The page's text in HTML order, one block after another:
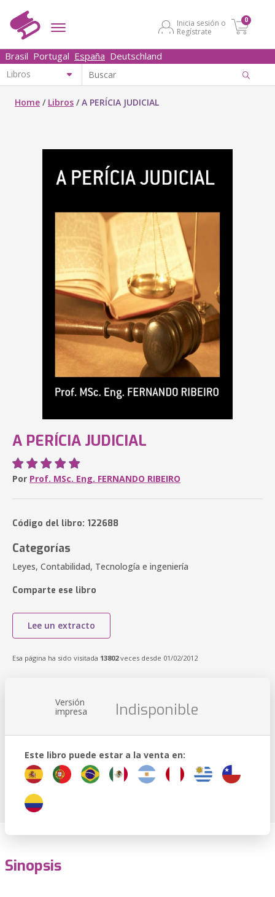
Inicia sesión o
Regístrate
0
Brasil Portugal España Deutschland
Home / Libros /A PERÍCIA JUDICIAL
A PERÍCIA JUDICIAL
Por Prof. MSc. Eng. FERNANDO RIBEIRO
Código del libro: 122688
Categorías
Leyes, Contabilidad, Tecnología e ingeniería
Comparte ese libro
Lee un extracto
Esa página ha sido visitada 13802veces desde 01/02/2012
Versión
impresa Indisponible
Este libro puede estar a la venta en:
Sinopsis